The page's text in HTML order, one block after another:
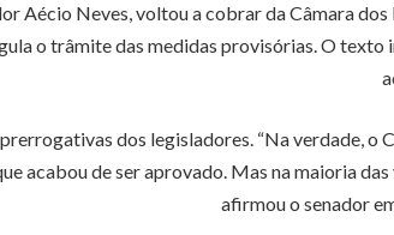
Aécio Neves, voltou a cobrar da Câmara
o trâmite das medidas provisórias. O texto
dos legisladores. “Na verdade,
acabou de ser aprovado. Mas na maioria
afirmou o senador